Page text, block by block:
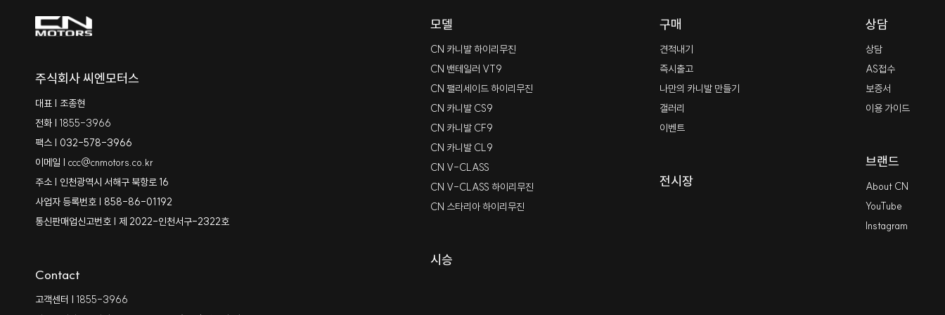
주식회사 씨엔모터스
대표 | 조종현
전화 | 1855-3966
팩스 | 032-578-3966
이메일 | ccc@cnmotors.co.kr
주소 | 인천광역시 서해구 북항로 16
사업자 등록번호 | 858-86-01192
통신판매업신고번호 | 제 2022-인천서구-2322호
Contact
고객센터 | 1855-3966
모델
CN 카니발 하이리무진
CN 밴테일러 VT9
CN 팰리세이드 하이리무진
CN 카니발 CS9
CN 카니발 CF9
CN 카니발 CL9
CN V-CLASS
CN V-CLASS 하이리무진
CN 스타리아 하이리무진
시승
구매
견적내기
즉시출고
나만의 카니발 만들기
갤러리
이벤트
전시장
상담
상담
AS접수
보증서
이용 가이드
브랜드
About CN
YouTube
Instagram